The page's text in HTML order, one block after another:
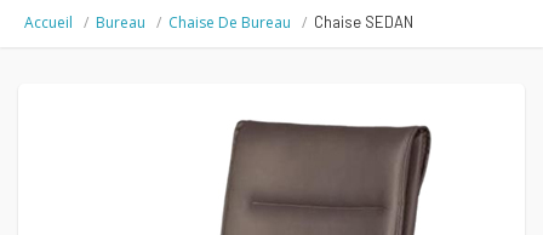
Accueil Bureau Chaise De Bureau Chaise SEDAN